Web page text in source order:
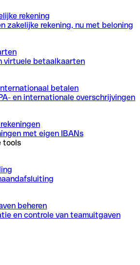
rekening
zakelijke rekening, nu met beloning
virtuele betaalkaarten
betalen
en internationale overschrijvingen
met eigen IBANs
tools
beheren
en controle van teamuitgaven